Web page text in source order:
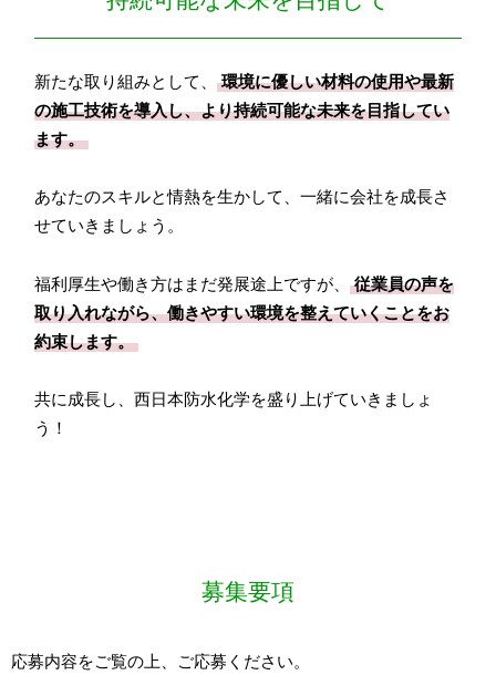
新たな取り組みとして、環境に優しい材料の使用や最新
の施工技術を導入し、より持続可能な未来を目指してい
ます。
あなたのスキルと情熱を生かして、一緒に会社を成長さ
せていきましょう。
福利厚生や働き方はまだ発展途上ですが、従業員の声を
取り入れながら、働きやすい環境を整えていくことをお
約束します。
共に成長し、西日本防水化学を盛り上げていきましょ
う！
募集要項
応募内容をご覧の上、ご応募ください。